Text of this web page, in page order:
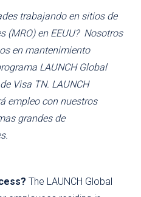
trabajando en sitios de
(MRO) en EEUU? Nosotros
en mantenimiento
LAUNCH Global
Visa TN. LAUNCH
empleo con nuestros
grandes de
The LAUNCH Global